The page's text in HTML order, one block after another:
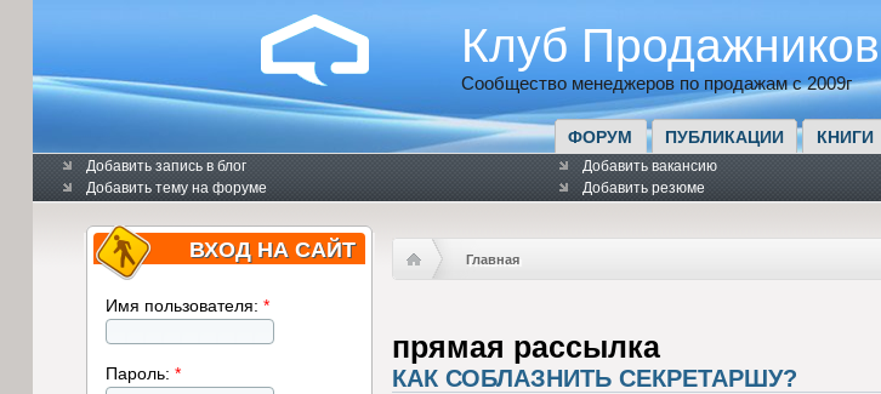
Клуб Продажников
Сообщество менеджеров по продажам с 2009г
ФОРУМ ПУБЛИКАЦИИ КНИГИ
Добавить запись в блог
Добавить тему на форуме
Добавить вакансию
Добавить резюме
ВХОД НА САЙТ
Имя пользователя: *
Пароль: *
Главная
прямая рассылка
КАК СОБЛАЗНИТЬ СЕКРЕТАРШУ?